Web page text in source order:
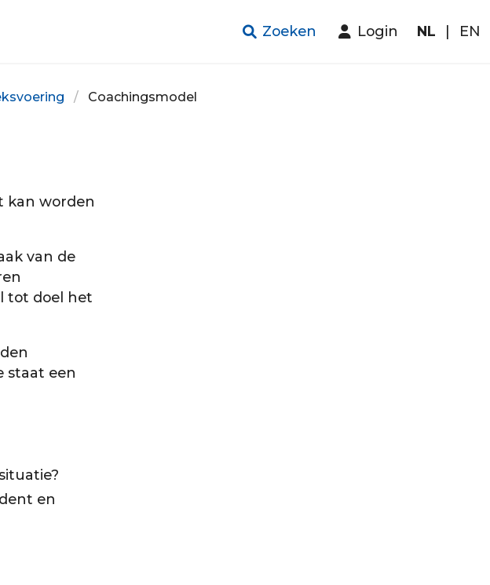
Zoeken Login NL EN
Coachingsmodel
kan worden
van de
tot doel het
staat een
en